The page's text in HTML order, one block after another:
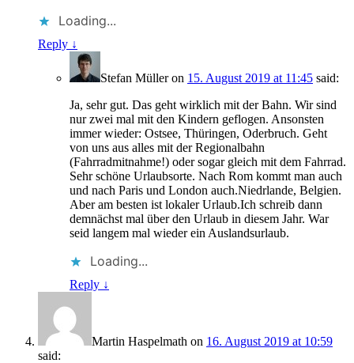
Loading...
Reply ↓
Stefan Mülleron 15. August 2019 at 11:45 said:
Ja, sehr gut. Das geht wirklich mit der Bahn. Wir sind
nur zwei mal mit den Kindern geflogen. Ansonsten
immer wieder: Ostsee, Thüringen, Oderbruch. Geht
von uns aus alles mit der Regionalbahn
(Fahrradmitnahme!) oder sogar gleich mit dem Fahrrad.
Sehr schöne Urlaubsorte. Nach Rom kommt man auch
und nach Paris und London auch.Niedrlande, Belgien.
Aber am besten ist lokaler Urlaub.Ich schreib dann
demnächst mal über den Urlaub in diesem Jahr. War
seid langem mal wieder ein Auslandsurlaub.
Loading...
Reply ↓
Martin Haspelmath on 16. August 2019 at 10:59
said: